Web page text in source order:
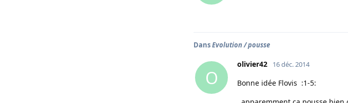
DansEvolution / pousse
O
olivier42 16 déc. 2014
Bonne idée Flovis :1-5: